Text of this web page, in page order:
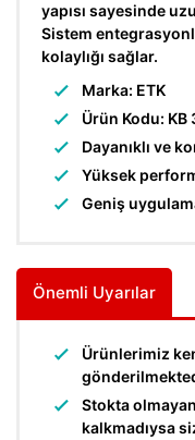
yapısı sayesinde
Sistem
kolaylığı sağlar.
Marka: ETK
Ürün Kodu: KB
Dayanıklı ve
Yüksek
Geniş
Önemli Uyarılar
Ürünlerimiz
Stokta
kalkmadıysa